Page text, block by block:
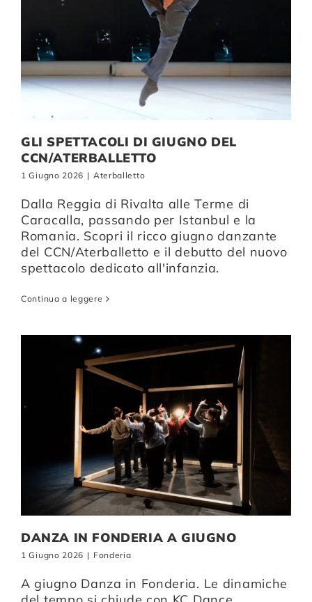
GLI SPETTACOLI DI GIUGNO DEL
CCN/ATERBALLETTO
1 Giugno 2026 | Aterballetto
Dalla Reggia di Rivalta alle Terme di
Caracalla, passando per Istanbul e la
Romania. Scopri il ricco giugno danzante
del CCN/Aterballetto e il debutto del nuovo
spettacolo dedicato all'infanzia.
Continua a leggere
DANZA IN FONDERIA A GIUGNO
1 Giugno 2026 | Fonderia
A giugno Danza in Fonderia. Le dinamiche